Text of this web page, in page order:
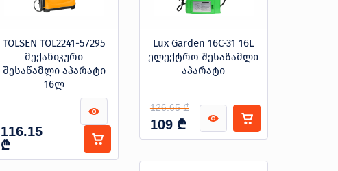
TOLSEN TOL2241-57295
მექანიკური
შესაწამლი აპარატი
16ლ
116.15
₾
Lux Garden 16C-31 16L
ელექტრო შესაწამლი
აპარატი
126.65 ₾
109 ₾